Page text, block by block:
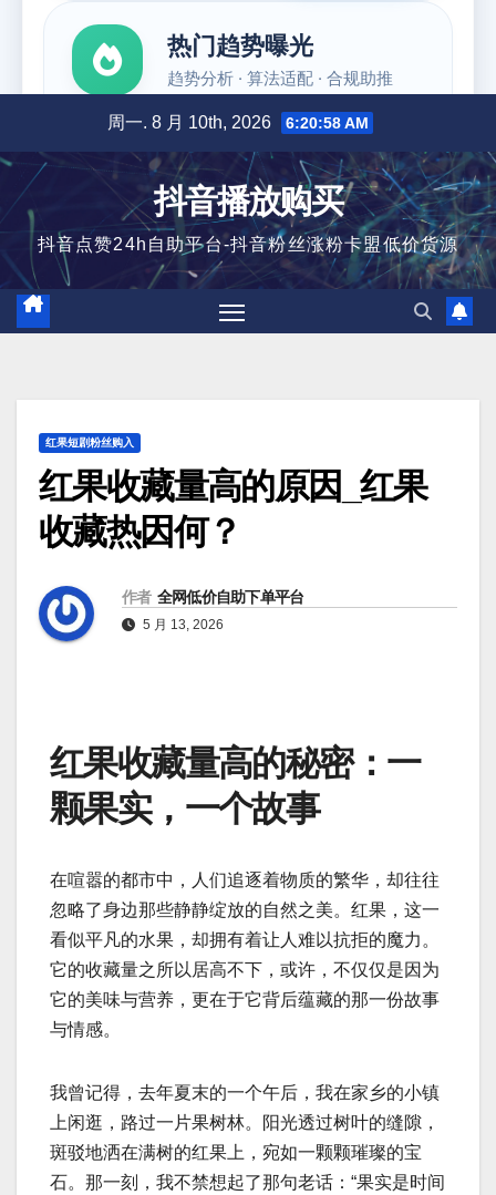
容
周一. 8 月 10th, 2026 6:20:59 AM
抖音播放购买
抖音点赞24h自助平台-抖音粉丝涨粉卡盟低价货源
红果短剧粉丝购入
红果收藏量高的原因_红果
收藏热因何？
作者 全网低价自助下单平台
5 月 13, 2026
红果收藏量高的秘密：一
颗果实，一个故事
在喧嚣的都市中，人们追逐着物质的繁华，却往往
忽略了身边那些静静绽放的自然之美。红果，这一
看似平凡的水果，却拥有着让人难以抗拒的魔力。
它的收藏量之所以居高不下，或许，不仅仅是因为
它的美味与营养，更在于它背后蕴藏的那一份故事
与情感。
我曾记得，去年夏末的一个午后，我在家乡的小镇
上闲逛，路过一片果树林。阳光透过树叶的缝隙，
斑驳地洒在满树的红果上，宛如一颗颗璀璨的宝
石。那一刻，我不禁想起了那句老话：“果实是时间